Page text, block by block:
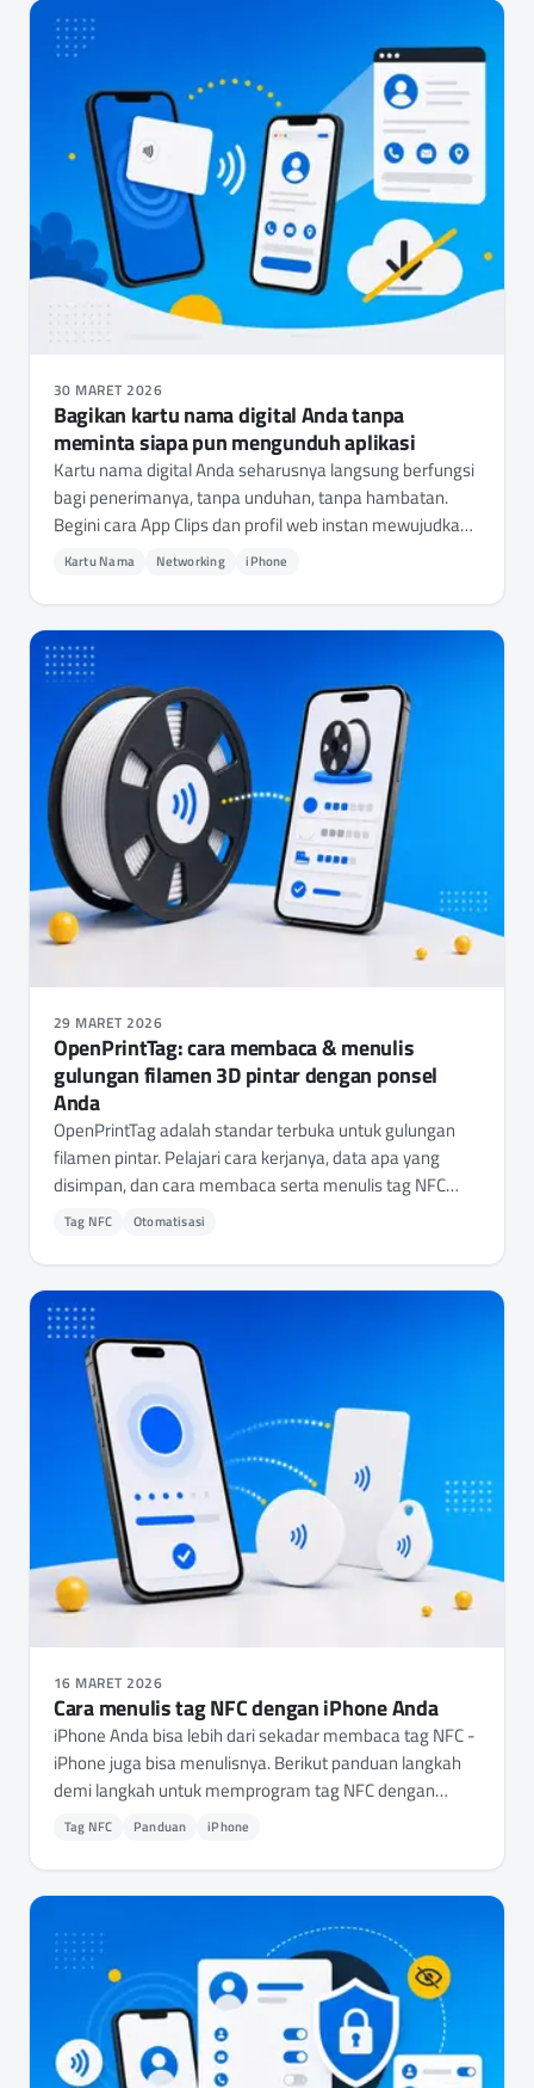
30 MARET 2026
Bagikan kartu nama digital Anda tanpa
meminta siapa pun mengunduh aplikasi
Kartu nama digital Anda seharusnya langsung berfungsi
bagi penerimanya, tanpa unduhan, tanpa hambatan.
Begini cara App Clips dan profil web instan mewujudkan
itu.
Kartu Nama Networking iPhone
29 MARET 2026
OpenPrintTag: cara membaca & menulis
gulungan filamen 3D pintar dengan ponsel
Anda
OpenPrintTag adalah standar terbuka untuk gulungan
filamen pintar. Pelajari cara kerjanya, data apa yang
disimpan, dan cara membaca serta menulis tag NFC
OpenPrintTag hanya menggunakan ponsel Anda.
Tag NFC Otomatisasi
16 MARET 2026
Cara menulis tag NFC dengan iPhone Anda
iPhone Anda bisa lebih dari sekadar membaca tag NFC -
iPhone juga bisa menulisnya. Berikut panduan langkah
demi langkah untuk memprogram tag NFC dengan
iPhone Anda, mulai dari memilih tag yang tepat hingga
otomatisasi.
Tag NFC Panduan iPhone